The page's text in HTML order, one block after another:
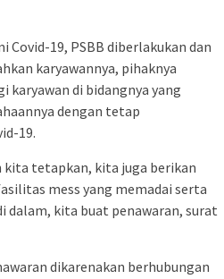
Covid-19, PSBB diberlakukan dan
karyawannya, pihaknya
karyawan di bidangnya yang
dengan tetap
19.
tetapkan, kita juga berikan
mess yang memadai serta
dalam, kita buat penawaran, surat
dikarenakan berhubungan